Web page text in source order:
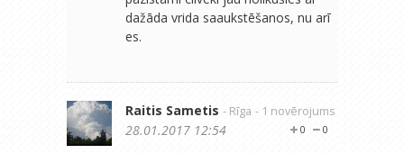
dažāda vrida saaukstēšanos, nu arī
es.
Raitis Sametis - Rīga - 1 novērojums
0
0
28.01.2017 12:54